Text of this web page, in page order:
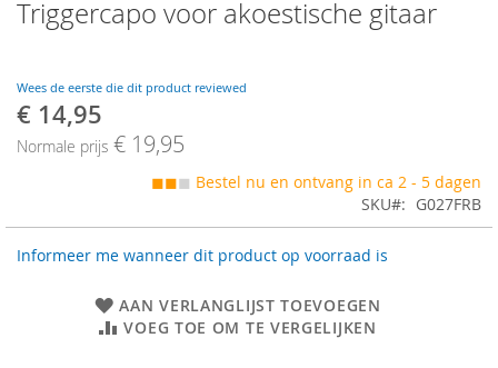
Triggercapo voor akoestische gitaar
Wees de eerste die dit product reviewed
Speciale
€ 14,95
Normale prijs € 19,95
◼◼◼ Bestel nu en ontvang in ca 2 - 5 dagen
SKU
G027FRB
Informeer me wanneer dit product op voorraad is
AAN VERLANGLIJST TOEVOEGEN
VOEG TOE OM TE VERGELIJKEN
to
the
the
images
gallery